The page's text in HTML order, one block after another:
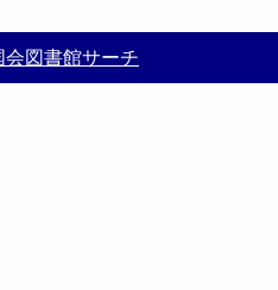
会図書館サーチ